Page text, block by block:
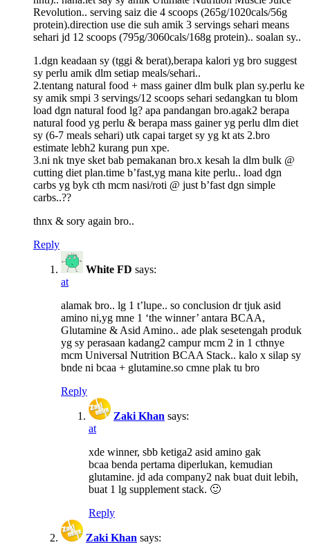
Revolution.. serving saiz die 4 scoops (265g/1020cals/56g
protein).direction use die suh amik 3 servings sehari means
sehari jd 12 scoops (795g/3060cals/168g protein).. soalan sy..
1.dgn keadaan sy (tggi & berat),berapa kalori yg bro suggest
sy perlu amik dlm setiap meals/sehari..
2.tentang natural food + mass gainer dlm bulk plan sy.perlu ke
sy amik smpi 3 servings/12 scoops sehari sedangkan tu blom
load dgn natural food lg? apa pandangan bro.agak2 berapa
natural food yg perlu & berapa mass gainer yg perlu dlm diet
sy (6-7 meals sehari) utk capai target sy yg kt ats 2.bro
estimate lebh2 kurang pun xpe.
3.ni nk tnye sket bab pemakanan bro.x kesah la dlm bulk @
cutting diet plan.time b’fast,yg mana kite perlu.. load dgn
carbs yg byk cth mcm nasi/roti @ just b’fast dgn simple
carbs..??
thnx & sory again bro..
Reply
White FD says:
at
alamak bro.. lg 1 t’lupe.. so conclusion dr tjuk asid
amino ni,yg mne 1 ‘the winner’ antara BCAA,
Glutamine & Asid Amino.. ade plak sesetengah produk
yg sy perasaan kadang2 campur mcm 2 in 1 cthnye
mcm Universal Nutrition BCAA Stack.. kalo x silap sy
bnde ni bcaa + glutamine.so cmne plak tu bro
Reply
Zaki Khan says:
at
xde winner, sbb ketiga2 asid amino gak
bcaa benda pertama diperlukan, kemudian
glutamine. jd ada company2 nak buat duit lebih,
buat 1 lg supplement stack. 🙂
Reply
Zaki Khan says: